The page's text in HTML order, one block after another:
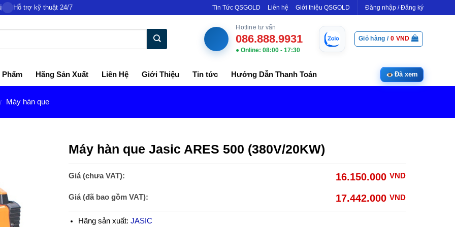
Hỗ trợ kỹ thuật 24/7 Tin Tức QSGOLD Liên hệ Giới thiệu QSGOLD Đăng nhập / Đăng ký
Hotline tư vấn
086.888.9931
● Online: 08:00 - 17:30
Giỏ hàng / 0 VND
Phẩm Hãng Sản Xuất Liên Hệ Giới Thiệu Tin tức Hướng Dẫn Thanh Toán Đã xem
/ Máy hàn que
Máy hàn que Jasic ARES 500 (380V/20KW)
Giá (chưa VAT): 16.150.000VND
Giá (đã bao gồm VAT): 17.442.000VND
Hãng sản xuất:JASIC